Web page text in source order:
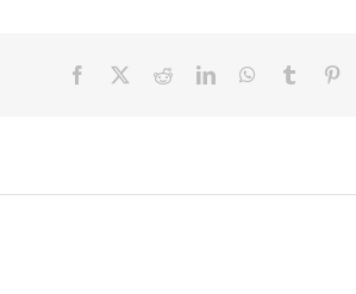
Facebook RedditLinkedInWhatsApp
Tumblr